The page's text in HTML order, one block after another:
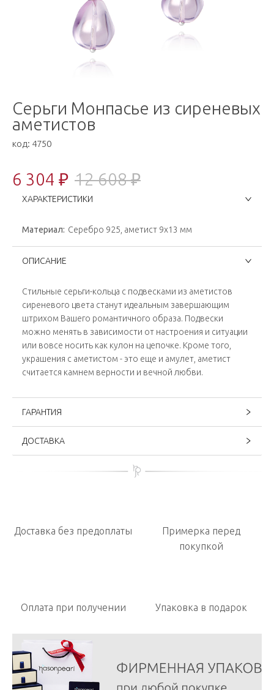
Серьги Монпасье из сиреневых
аметистов
код: 4750
6 304 ₽ 12 608 ₽
ХАРАКТЕРИСТИКИ
Материал: Серебро 925, аметист 9х13 мм
ОПИСАНИЕ
Стильные серьги-кольца с подвесками из аметистов
сиреневого цвета станут идеальным завершающим
штрихом Вашего романтичного образа. Подвески
можно менять в зависимости от настроения и ситуации
или вовсе носить как кулон на цепочке. Кроме того,
украшения с аметистом - это еще и амулет, аметист
считается камнем верности и вечной любви.
ГАРАНТИЯ
ДОСТАВКА
Доставка без предоплаты
Примерка перед
покупкой
Оплата при получении Упаковка в подарок